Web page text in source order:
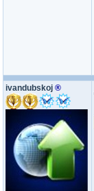
ivandubskoj ®